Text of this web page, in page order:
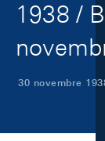
1938 /
30 novembre